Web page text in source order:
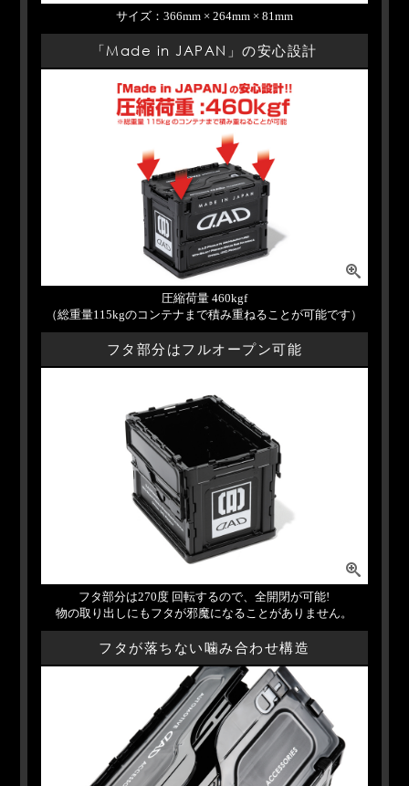
サイズ：366mm × 264mm × 81mm
「Made in JAPAN」の安心設計
圧縮荷量 460kgf
（総重量115kgのコンテナまで積み重ねることが可能です）
フタ部分はフルオープン可能
フタ部分は270度 回転するので、全開閉が可能!
物の取り出しにもフタが邪魔になることがありません。
フタが落ちない噛み合わせ構造